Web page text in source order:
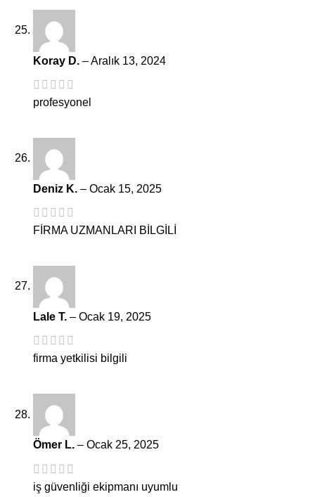
Koray D. –Aralık 13, 2024
profesyonel
Deniz K. – Ocak 15, 2025
FİRMA UZMANLARI BİLGİLİ
Lale T. – Ocak 19, 2025
firma yetkilisi bilgili
Ömer L. – Ocak 25, 2025
iş güvenliği ekipmanı uyumlu